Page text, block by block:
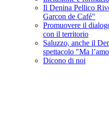
Il Denina Pellico
Garcon de Café"
Promuovere il
con il territorio
Saluzzo, anche il
spettacolo "Ma
Dicono di noi